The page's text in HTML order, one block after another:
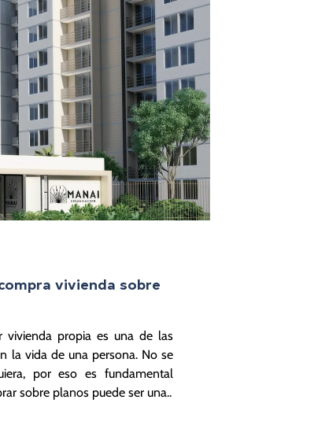
vivienda sobre
vivienda propia es una de las
la vida de una persona. No se
por eso es fundamental
sobre planos puede ser una..